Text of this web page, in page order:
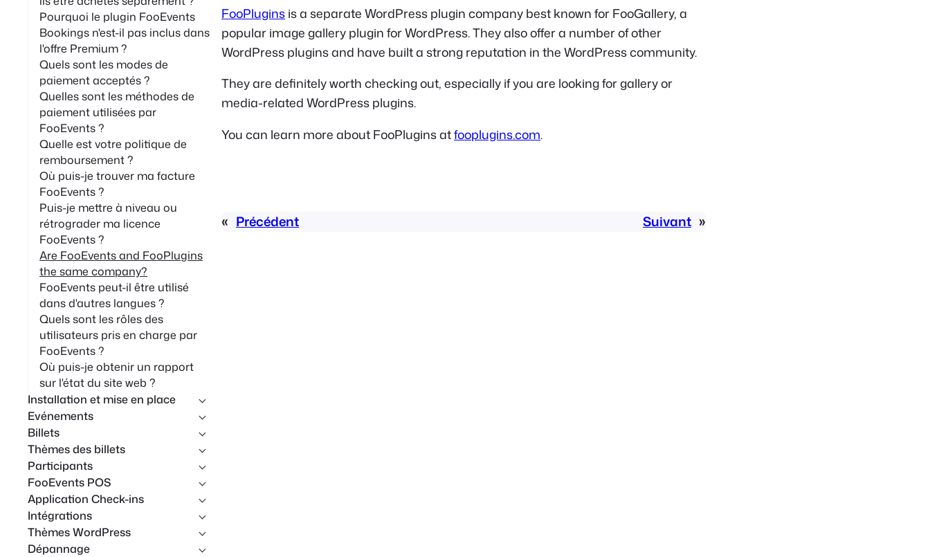
Pourquoi le plugin FooEvents
Bookings n'est-il pas inclus dans
l'offre Premium ?
Quels sont les modes de
paiement acceptés ?
Quelles sont les méthodes de
paiement utilisées par
FooEvents ?
Quelle est votre politique de
remboursement ?
Où puis-je trouver ma facture
FooEvents ?
Puis-je mettre à niveau ou
rétrograder ma licence
FooEvents ?
Are FooEvents and FooPlugins
the same company?
FooEvents peut-il être utilisé
dans d'autres langues ?
Quels sont les rôles des
utilisateurs pris en charge par
FooEvents ?
Où puis-je obtenir un rapport
sur l'état du site web ?
Installation et mise en place
Evénements
Billets
Thèmes des billets
Participants
FooEvents POS
Application Check-ins
Intégrations
Thèmes WordPress
Dépannage
FooPlugins is a separate WordPress plugin company best known for FooGallery, a
popular image gallery plugin for WordPress. They also offer a number of other
WordPress plugins and have built a strong reputation in the WordPress community.
They are definitely worth checking out, especially if you are looking for gallery or
media-related WordPress plugins.
You can learn more about FooPlugins atfooplugins.com.
« Précédent Suivant »